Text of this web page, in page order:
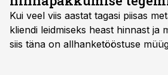
Kui veel viis aastat tagasi piisas
kliendi leidmiseks heast hinnast ja
siis täna on allhanketööstuse